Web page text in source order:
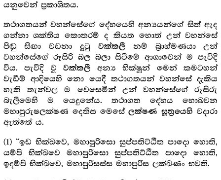
යනුවෙන් ප්‍රකාශිතය.
තථාගතයන් වහන්සේගේ දේහයෙහි අන්‍යයන්ගේ සිත් ඇද
ගන්නා ශක්තිය කොතරම් ද කියත හොත් උන් වහන්සේ
පිඬු සිඟා වඩනා දුටු වක්කලීනම් බ්‍රාහ්මණයා උන්
වහන්සේගේ රූසිරි බල බලා සිටීමේ ආශාවෙන් ම පැවිදි
විය. පැවිදි වූවක්කලී අන්‍ය භික්ෂූන් මෙන් කමටහන්
වැඩීම් ආදියෙහි නො යෙදී තථාගතයන් වහන්සේ දැකිය
හැකි තැන්වල ම වෙසෙමින් උන් වහන්සේගේ රූසිරු
බැලීමෙහි ම යෙදුනේය. තථාගත දේහය හොබවන
මහාපුරුෂලක්ෂණ දෙතිස මෙසේලක්ෂණ සූත්‍රයෙහි වදාරා
ඇත්තේ ය.
(1) “ඉඩ භික්ඛවෙ, මහාපුරිසො සුප්පතිට්ඨීත පාදො හොති,
යම්පි භික්ඛවෙ මහාපුරිසො සුප්පතිට්ඨීත පාදො හොති,
ඉදම්පි භික්ඛවෙ, මහාපුරිසස්ස මහාපුරිස ලක්ඛණං භවති.